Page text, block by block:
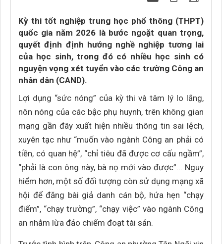
Kỳ thi tốt nghiệp trung học phổ thông (THPT)
quốc gia năm 2026 là bước ngoặt quan trọng,
quyết định định hướng nghề nghiệp tương lai
của học sinh, trong đó có nhiều học sinh có
nguyện vọng xét tuyển vào các trường Công an
nhân dân (CAND).
Lợi dụng “sức nóng” của kỳ thi và tâm lý lo lắng,
nôn nóng của các bậc phụ huynh, trên không gian
mạng gần đây xuất hiện nhiều thông tin sai lệch,
xuyên tạc như “muốn vào ngành Công an phải có
tiền, có quan hệ”, “chỉ tiêu đã được cơ cấu ngầm”,
“phải là con ông này, bà nọ mới vào được”... Nguy
hiểm hơn, một số đối tượng còn sử dụng mạng xã
hội để đăng bài giả danh cán bộ, hứa hẹn “chạy
điểm”, “chạy trường”, “chạy việc” vào ngành Công
an nhằm lừa đảo chiếm đoạt tài sản.